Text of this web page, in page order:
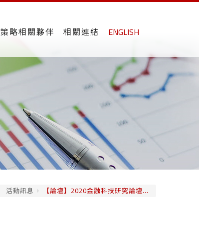
策略相關夥伴 相關連結 ENGLISH
活動訊息 【論壇】2020金融科技研究論壇...